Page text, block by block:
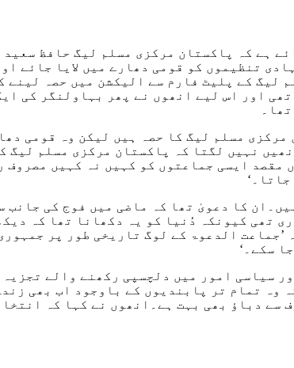
ہے کہ پاکستان مرکزی مسلم لیگ حافظ سعید
تنظیموں کو قومی دھارے میں لایا جائے
لیگ کے پلیٹ فارم سے الیکشن میں حصہ لینے
اور اس لیے انھوں نے پھر بہاولنگر کی
مسلم لیگ کا حصہ ہیں لیکن وہ قومی
نہیں لگتا کہ پاکستان مرکزی مسلم لیگ
ایسی جماعتوں کو کہیں نہ کہیں مصروف
کا دعویٰ تھا کہ ماضی میں فوج کی جانب
تھی کیونکہ دُنیا کو یہ دکھانا تھا کہ
الدعوۃ کے لوگ تاریخی طور پر
سکے۔‘
سیاسی امور میں دلچسپی رکھنے والے
وہ تمام تر پابندیوں کے باوجود اب بھی
دباؤ بھی بہت ہے۔انھوں نے کہا کہ